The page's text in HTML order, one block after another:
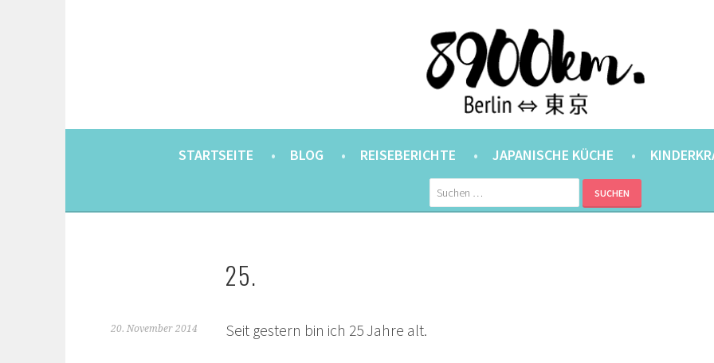
STARTSEITE BLOG REISEBERICHTE JAPANISCHE KÜCHE
Suchen
nach:
25.
20. November 2014 Seit gestern bin ich 25 Jahre alt.